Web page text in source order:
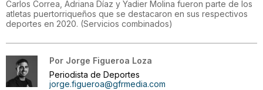
Carlos Correa, Adriana Díaz y Yadier Molina fueron parte de los
atletas puertorriqueños que se destacaron en sus respectivos
deportes en 2020. (Servicios combinados)
Por Jorge Figueroa Loza
Periodista de Deportes
jorge.figueroa@gfrmedia.com